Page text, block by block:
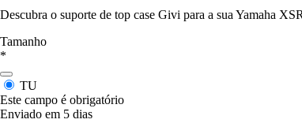
Descubra o suporte de top case Givi para a sua Yamaha
Tamanho
*
TU
Este campo é obrigatório
Enviado em 5 dias